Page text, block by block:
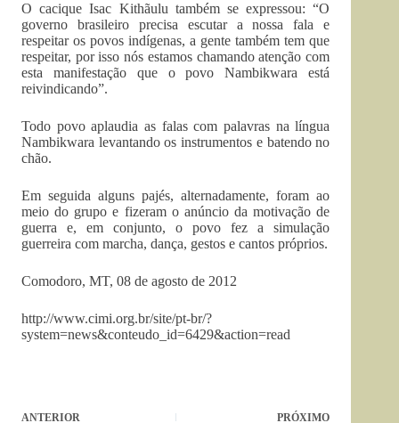
O cacique Isac Kithãulu também se expressou: “O
governo brasileiro precisa escutar a nossa fala e
respeitar os povos indígenas, a gente também tem que
respeitar, por isso nós estamos chamando atenção com
esta manifestação que o povo Nambikwara está
reivindicando”.
Todo povo aplaudia as falas com palavras na língua
Nambikwara levantando os instrumentos e batendo no
chão.
Em seguida alguns pajés, alternadamente, foram ao
meio do grupo e fizeram o anúncio da motivação de
guerra e, em conjunto, o povo fez a simulação
guerreira com marcha, dança, gestos e cantos próprios.
Comodoro, MT, 08 de agosto de 2012
http://www.cimi.org.br/site/pt-br/?
system=news&conteudo_id=6429&action=read
ANTERIOR PRÓXIMO